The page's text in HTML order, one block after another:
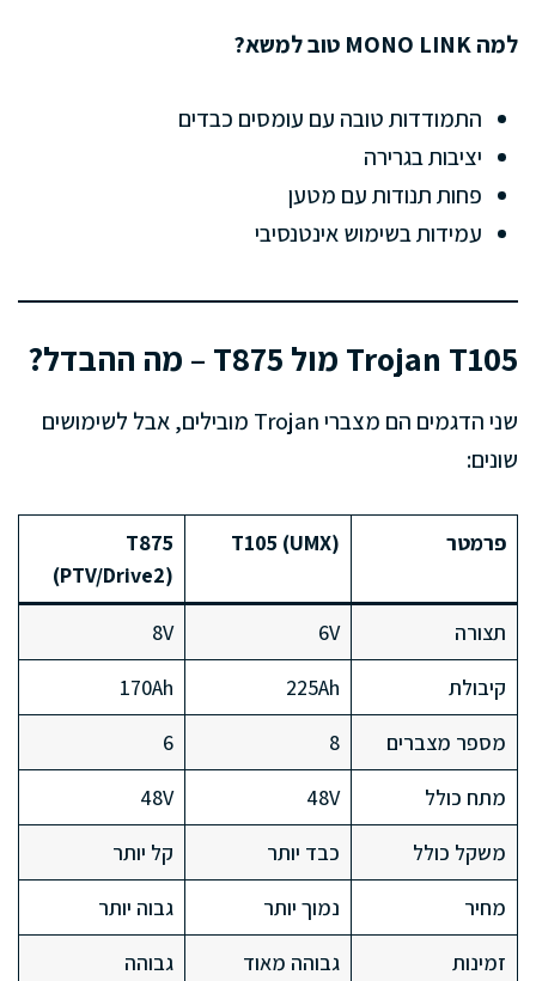
למה MONO LINK טוב למשא?
התמודדות טובה עם עומסים כבדים
יציבות בגרירה
פחות תנודות עם מטען
עמידות בשימוש אינטנסיבי
Trojan T105 מול T875 – מה ההבדל?
שני הדגמים הם מצברי Trojan מובילים, אבל לשימושים
שונים:
פרמטר T105 (UMX)
T875
(PTV/Drive2)
תצורה 6V
8V
קיבולת
225Ah
170Ah
מספר מצברים
8
6
מתח כולל
48V
48V
משקל כולל
כבד יותר
קל יותר
מחיר
נמוך יותר
גבוה יותר
זמינות
גבוהה מאוד
גבוהה